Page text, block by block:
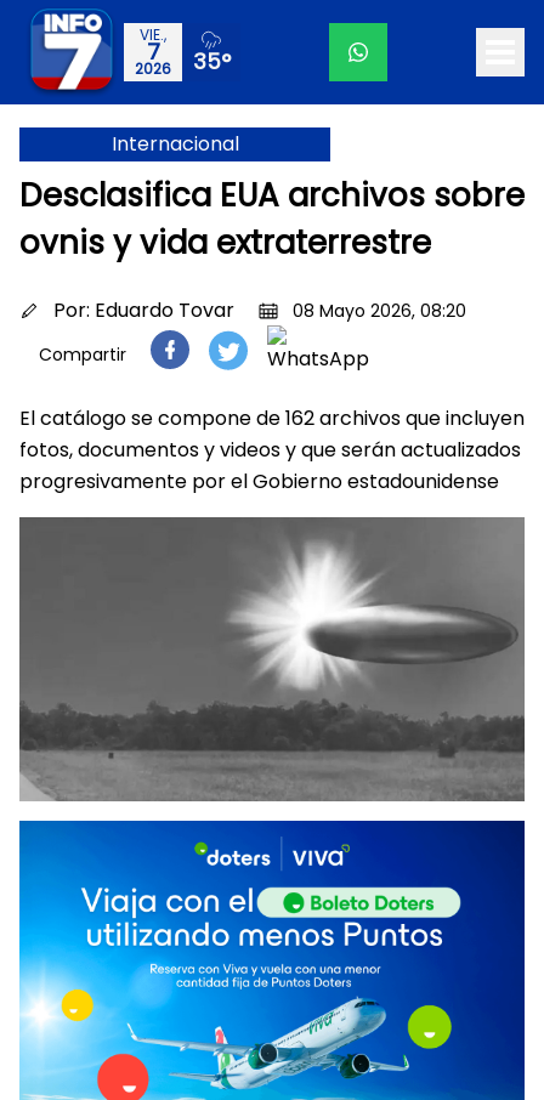
VIE.,
7
2026 35°
Internacional
Desclasifica EUA archivos sobre
ovnis y vida extraterrestre
Por: Eduardo Tovar
08 Mayo 2026, 08:20
Compartir
El catálogo se compone de 162 archivos que incluyen
fotos, documentos y videos y que serán actualizados
progresivamente por el Gobierno estadounidense